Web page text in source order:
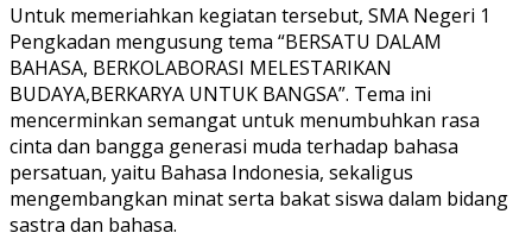
Untuk memeriahkan kegiatan tersebut, SMA Negeri 1
Pengkadan mengusung tema “BERSATU DALAM
BAHASA, BERKOLABORASI MELESTARIKAN
BUDAYA,BERKARYA UNTUK BANGSA”. Tema ini
mencerminkan semangat untuk menumbuhkan rasa
cinta dan bangga generasi muda terhadap bahasa
persatuan, yaitu Bahasa Indonesia, sekaligus
mengembangkan minat serta bakat siswa dalam bidang
sastra dan bahasa.